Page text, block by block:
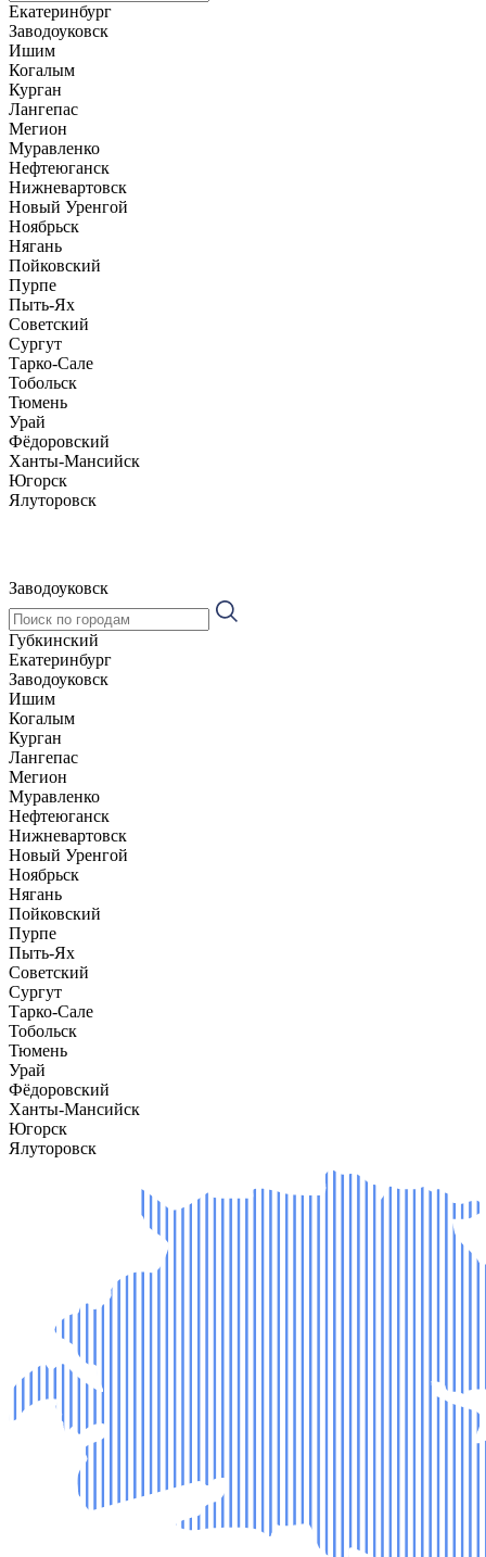
Екатеринбург
Заводоуковск
Ишим
Когалым
Курган
Лангепас
Мегион
Муравленко
Нефтеюганск
Нижневартовск
Новый Уренгой
Ноябрьск
Нягань
Пойковский
Пурпе
Пыть-Ях
Советский
Сургут
Тарко-Сале
Тобольск
Тюмень
Урай
Фёдоровский
Ханты-Мансийск
Югорск
Ялуторовск
Заводоуковск
Губкинский
Екатеринбург
Заводоуковск
Ишим
Когалым
Курган
Лангепас
Мегион
Муравленко
Нефтеюганск
Нижневартовск
Новый Уренгой
Ноябрьск
Нягань
Пойковский
Пурпе
Пыть-Ях
Советский
Сургут
Тарко-Сале
Тобольск
Тюмень
Урай
Фёдоровский
Ханты-Мансийск
Югорск
Ялуторовск